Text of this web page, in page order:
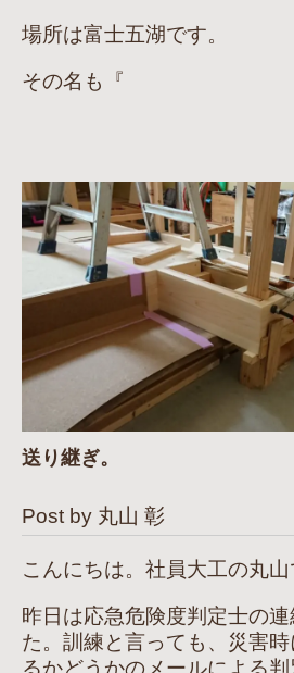
場所は富士五湖です。
その名も『
送り継ぎ。
Post by 丸山 彰
こんにちは。社員大工の丸山
昨日は応急危険度判定士の
た。訓練と言っても、災害
るかどうかのメールによる